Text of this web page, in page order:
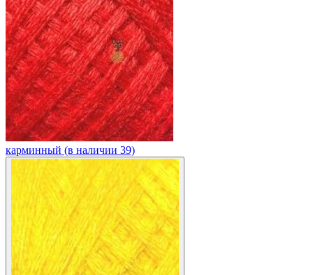
карминный (в наличии 39)